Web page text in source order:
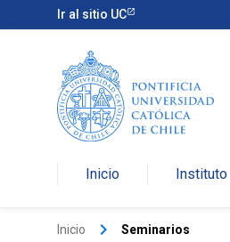
Ir al sitio UC
Inicio Instituto
Inicio keyboard_arrow_right Seminarios